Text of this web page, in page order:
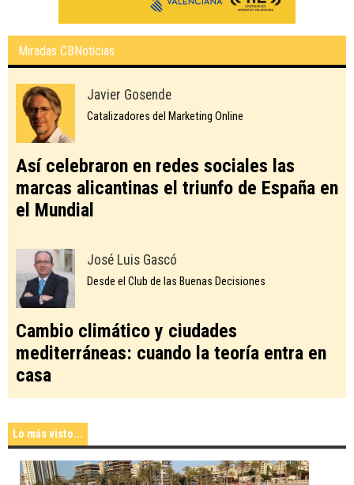
Miradas CBNoticias
Javier Gosende
Catalizadores del Marketing Online
Así celebraron en redes sociales las
marcas alicantinas el triunfo de España en
el Mundial
José Luis Gascó
Desde el Club de las Buenas Decisiones
Cambio climático y ciudades
mediterráneas: cuando la teoría entra en
casa
Lo más visto...